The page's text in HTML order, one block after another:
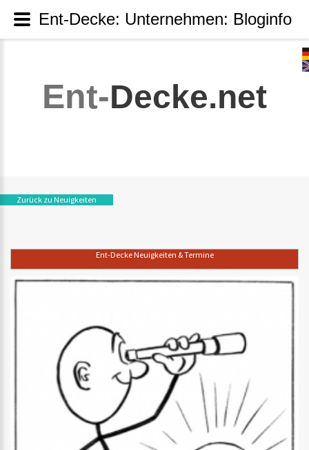
Ent-Decke.net
Zurück zu Neuigkeiten
Ent-Decke Neuigkeiten & Termine
Ent-Decke: Unternehmen: Bloginfo